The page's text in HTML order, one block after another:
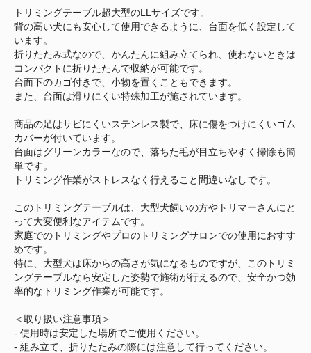
トリミングテーブル超大型のLLサイズです。
背の高い犬にも安心して使用できるように、台面を低く設定して
います。
折りたたみ式なので、かんたんに組み立てられ、使わないときは
コンパクトに折りたたんで収納が可能です。
台面下のカゴ付きで、小物を置くこともできます。
また、台面は滑りにくい特殊加工が施されています。
商品の足はサビにくいステンレス製で、床に傷をつけにくいゴム
カバーが付いています。
台面はグリーンカラーなので、落ちた毛が目立ちやすく掃除も簡
単です。
トリミング作業がストレスなく行えること間違いなしです。
このトリミングテーブルは、大型犬飼いの方やトリマーさんにと
って大変便利なアイテムです。
家庭でのトリミングやプロのトリミングサロンでの使用におすす
めです。
特に、大型犬は床からの高さが気になるものですが、このトリミ
ングテーブルなら安定した姿勢で施術が行えるので、安全かつ効
率的なトリミング作業が可能です。
＜取り扱い注意事項＞
- 使用時は安定した場所でご使用ください。
- 組み立て、折りたたみの際には注意して行ってください。